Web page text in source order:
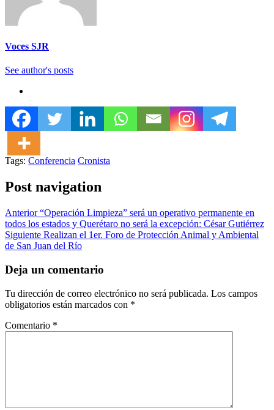
Voces SJR
See author's posts
Tags: Conferencia Cronista
Post navigation
Anterior“Operación Limpieza” será un operativo permanente en
todos los estados y Querétaro no será la excepción: César Gutiérrez
Siguiente Realizan el 1er. Foro de Protección Animal y Ambiental
de San Juan del Río
Deja un comentario
Tu dirección de correo electrónico no será publicada. Los campos
obligatorios están marcados con *
Comentario *